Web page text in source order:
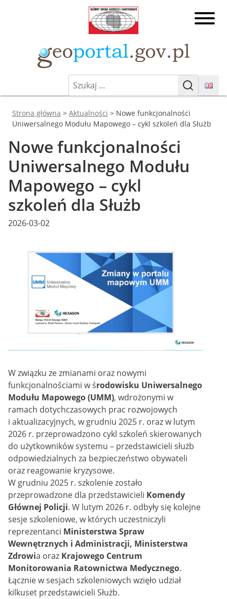
i
Kartografii
Geoportal.gov.pl
Geoportal Infrastruktury
Informacji Przestrzennej
Szukaj:
Szukaj
Jesteś tutaj:
Strona główna > Aktualności > Nowe funkcjonalności
Uniwersalnego Modułu Mapowego – cykl szkoleń dla Służb
Nowe funkcjonalności
Uniwersalnego Modułu
Mapowego – cykl
szkoleń dla Służb
Posted
2026-03-02
W związku ze zmianami oraz nowymi
funkcjonalnościami w środowisku Uniwersalnego
Modułu Mapowego (UMM), wdrożonymi w
ramach dotychczasowych prac rozwojowych
i aktualizacyjnych, w grudniu 2025 r. oraz w lutym
2026 r. przeprowadzono cykl szkoleń skierowanych
do użytkowników systemu – przedstawicieli służb
odpowiedzialnych za bezpieczeństwo obywateli
oraz reagowanie kryzysowe.
W grudniu 2025 r. szkolenie zostało
przeprowadzone dla przedstawicieli Komendy
Głównej Policji. W lutym 2026 r. odbyły się kolejne
sesje szkoleniowe, w których uczestniczyli
reprezentanci Ministerstwa Spraw
Wewnętrznych i Administracji, Ministerstwa
Zdrowia oraz Krajowego Centrum
Monitorowania Ratownictwa Medycznego.
Łącznie w sesjach szkoleniowych wzięło udział
kilkuset przedstawicieli Służb.